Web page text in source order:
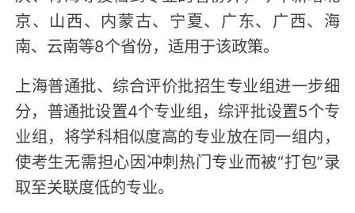
京、山西、内蒙古、宁夏、广东、广西、海
南、云南等8个省份，适用于该政策。
上海普通批、综合评价批招生专业组进一步细
分，普通批设置4个专业组，综评批设置5个专
业组，将学科相似度高的专业放在同一组内，
使考生无需担心因冲刺热门专业而被“打包”录
取至关联度低的专业。